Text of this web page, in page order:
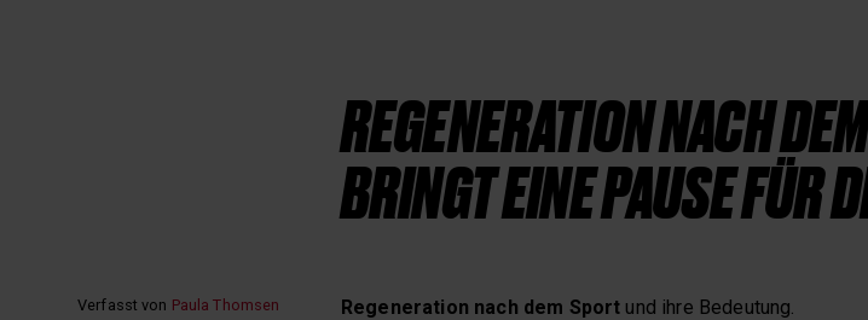
REGENERATION NACH
BRINGT EINE PAUSE FÜR
Verfasst von Paula Thomsen Regeneration nach dem Sport und ihre Bedeutung.